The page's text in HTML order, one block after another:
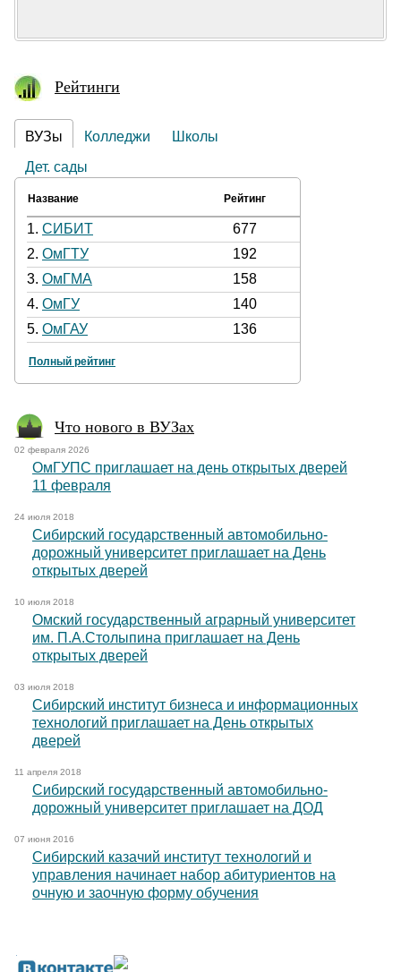
Рейтинги
ВУЗы Колледжи
Школы
Дет. сады
Название Рейтинг
1. СИБИТ
677
2. ОмГТУ
192
3. ОмГМА
158
4. ОмГУ
140
5. ОмГАУ 136
Полный рейтинг
Что нового в ВУЗах
02 февраля 2026
ОмГУПС приглашает на день открытых дверей
11 февраля
24 июля 2018
Сибирский государственный автомобильно-
дорожный университет приглашает на День
открытых дверей
10 июля 2018
Омский государственный аграрный университет
им. П.А.Столыпина приглашает на День
открытых дверей
03 июля 2018
Сибирский институт бизнеса и информационных
технологий приглашает на День открытых
дверей
11 апреля 2018
Сибирский государственный автомобильно-
дорожный университет приглашает на ДОД
07 июня 2016
Сибирский казачий институт технологий и
управления начинает набор абитуриентов на
очную и заочную форму обучения